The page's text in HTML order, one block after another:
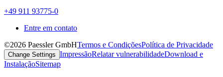
+49 911 93775-0
Entre em contato
©2026 Paessler GmbHTermos e CondiçõesPolítica de Privacidade
Change Settings ImpressãoRelatar vulnerabilidadeDownload e
InstalaçãoSitemap